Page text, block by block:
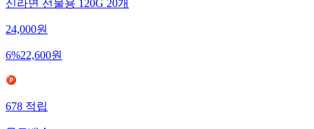
신라면 선물용 120G 20개
24,000원
6%22,600원
678적립